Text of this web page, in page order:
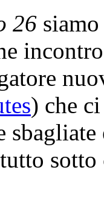
26
) che
sotto